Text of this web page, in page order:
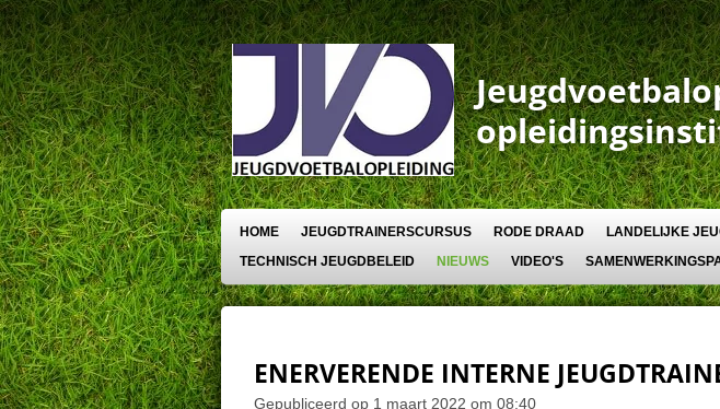
Ga
direct
naar
de
hoofdinhoud
HOME JEUGDTRAINERSCURSUS RODE DRAAD LANDELIJKE
TECHNISCH JEUGDBELEID
NIEUWS VIDEO'S
ENERVERENDE INTERNE
Gepubliceerd op 1 maart 2022 om 08:40